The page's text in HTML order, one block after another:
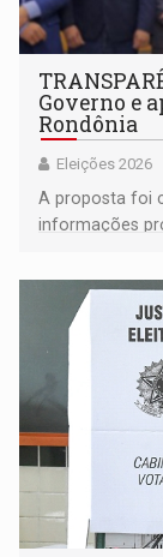
Governo e
Rondônia
Eleições 2026
A proposta foi
informações